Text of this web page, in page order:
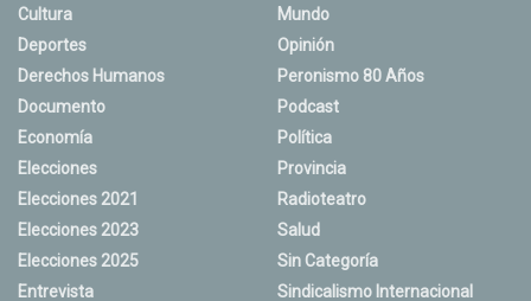
Cultura
Deportes
Derechos Humanos
Documento
Economía
Elecciones
Elecciones 2021
Elecciones 2023
Elecciones 2025
Entrevista
Mundo
Opinión
Peronismo 80 Años
Podcast
Política
Provincia
Radioteatro
Salud
Sin Categoría
Sindicalismo Internacional